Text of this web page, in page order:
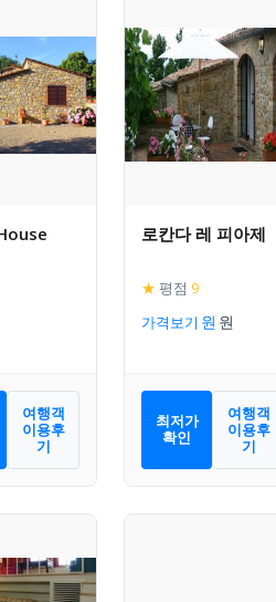
여행객
이용후
기
로칸다 레 피아제
★ 평점 9
가격보기
최저가
확인
여행객
이용후
기